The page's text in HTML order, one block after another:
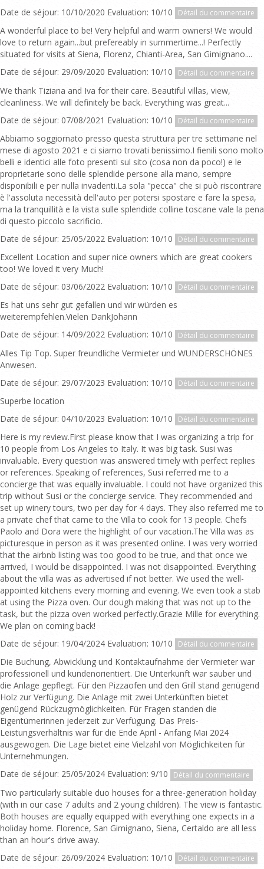
Date de séjour: 10/10/2020 Evaluation: 10/10 Détail du commentaire
A wonderful place to be! Very helpful and warm owners! We would
love to return again...but prefereably in summertime...! Perfectly
situated for visits at Siena, Florenz, Chianti-Area, San Gimignano....
Date de séjour: 29/09/2020 Evaluation: 10/10
Détail du commentaire
We thank Tiziana and Iva for their care. Beautiful villas, view,
cleanliness. We will definitely be back. Everything was great...
Date de séjour: 07/08/2021 Evaluation: 10/10
Détail du commentaire
Abbiamo soggiornato presso questa struttura per tre settimane nel
mese di agosto 2021 e ci siamo trovati benissimo.I fienili sono molto
belli e identici alle foto presenti sul sito (cosa non da poco!) e le
proprietarie sono delle splendide persone alla mano, sempre
disponibili e per nulla invadenti.La sola "pecca" che si può riscontrare
è l'assoluta necessità dell'auto per potersi spostare e fare la spesa,
ma la tranquillità e la vista sulle splendide colline toscane vale la pena
di questo piccolo sacrificio.
Date de séjour: 25/05/2022 Evaluation: 10/10
Détail du commentaire
Excellent Location and super nice owners which are great cookers
too! We loved it very Much!
Date de séjour: 03/06/2022 Evaluation: 10/10
Détail du commentaire
Es hat uns sehr gut gefallen und wir würden es
weiterempfehlen.Vielen DankJohann
Date de séjour: 14/09/2022 Evaluation: 10/10
Détail du commentaire
Alles Tip Top. Super freundliche Vermieter und WUNDERSCHÖNES
Anwesen.
Date de séjour: 29/07/2023 Evaluation: 10/10
Détail du commentaire
Superbe location
Date de séjour: 04/10/2023 Evaluation: 10/10
Détail du commentaire
Here is my review.First please know that I was organizing a trip for
10 people from Los Angeles to Italy. It was big task. Susi was
invaluable. Every question was answered timely with perfect replies
or references. Speaking of references, Susi referred me to a
concierge that was equally invaluable. I could not have organized this
trip without Susi or the concierge service. They recommended and
set up winery tours, two per day for 4 days. They also referred me to
a private chef that came to the Villa to cook for 13 people. Chefs
Paolo and Dora were the highlight of our vacation.The Villa was as
picturesque in person as it was presented online. I was very worried
that the airbnb listing was too good to be true, and that once we
arrived, I would be disappointed. I was not disappointed. Everything
about the villa was as advertised if not better. We used the well-
appointed kitchens every morning and evening. We even took a stab
at using the Pizza oven. Our dough making that was not up to the
task, but the pizza oven worked perfectly.Grazie Mille for everything.
We plan on coming back!
Date de séjour: 19/04/2024 Evaluation: 10/10
Détail du commentaire
Die Buchung, Abwicklung und Kontaktaufnahme der Vermieter war
professionell und kundenorientiert. Die Unterkunft war sauber und
die Anlage gepflegt. Für den Pizzaofen und den Grill stand genügend
Holz zur Verfügung. Die Anlage mit zwei Unterkünften bietet
genügend Rückzugmöglichkeiten. Für Fragen standen die
Eigentümerinnen jederzeit zur Verfügung. Das Preis-
Leistungsverhältnis war für die Ende April - Anfang Mai 2024
ausgewogen. Die Lage bietet eine Vielzahl von Möglichkeiten für
Unternehmungen.
Date de séjour: 25/05/2024 Evaluation: 9/10
Détail du commentaire
Two particularly suitable duo houses for a three-generation holiday
(with in our case 7 adults and 2 young children). The view is fantastic.
Both houses are equally equipped with everything one expects in a
holiday home. Florence, San Gimignano, Siena, Certaldo are all less
than an hour's drive away.
Date de séjour: 26/09/2024 Evaluation: 10/10
Détail du commentaire